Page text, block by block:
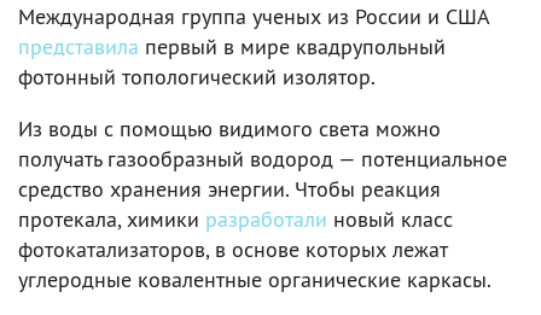
Международная группа ученых из России и США
представила первый в мире квадрупольный
фотонный топологический изолятор.
Из воды с помощью видимого света можно
получать газообразный водород — потенциальное
средство хранения энергии. Чтобы реакция
протекала, химики разработали новый класс
фотокатализаторов, в основе которых лежат
углеродные ковалентные органические каркасы.